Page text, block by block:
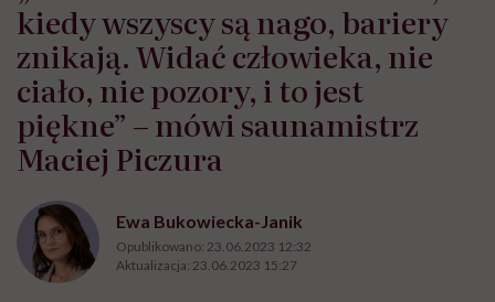
kiedy wszyscy są nago, bariery
znikają. Widać człowieka, nie
ciało, nie pozory, i to jest
piękne” – mówi saunamistrz
Maciej Piczura
Ewa Bukowiecka-Janik
Opublikowano: 23.06.2023 12:32
Aktualizacja: 23.06.2023 15:27